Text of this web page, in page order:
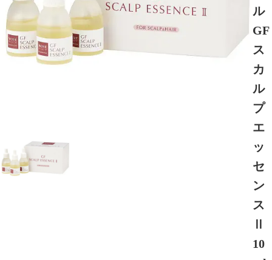
ル
GF
ス
カ
ル
プ
エ
ッ
セ
ン
ス
Ⅱ
10